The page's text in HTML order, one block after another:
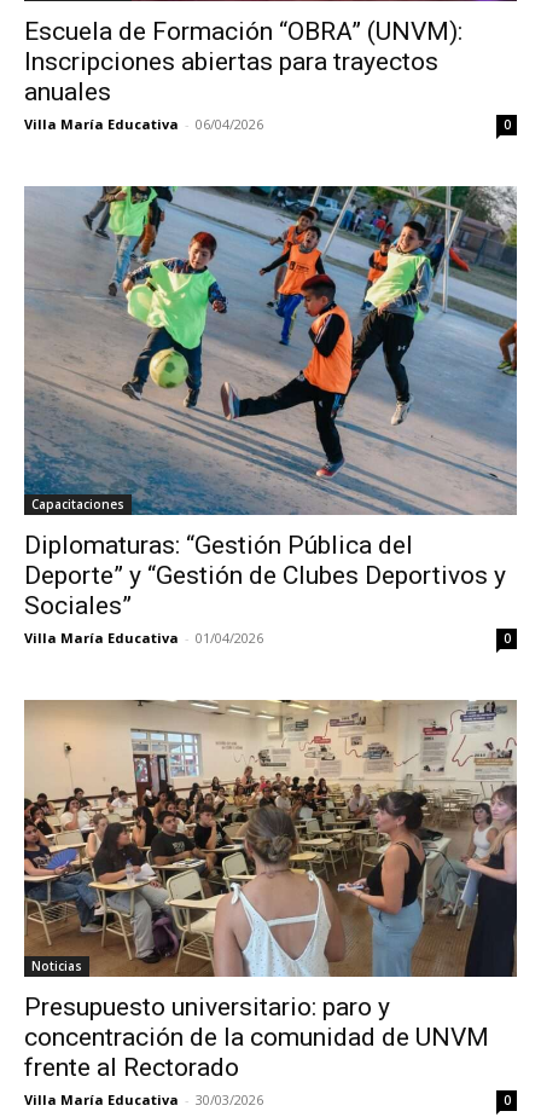
Escuela de Formación “OBRA” (UNVM):
Inscripciones abiertas para trayectos
anuales
Villa María Educativa - 06/04/2026 0
Capacitaciones
Diplomaturas: “Gestión Pública del
Deporte” y “Gestión de Clubes Deportivos y
Sociales”
Villa María Educativa - 01/04/2026 0
Noticias
Presupuesto universitario: paro y
concentración de la comunidad de UNVM
frente al Rectorado
Villa María Educativa - 30/03/2026 0